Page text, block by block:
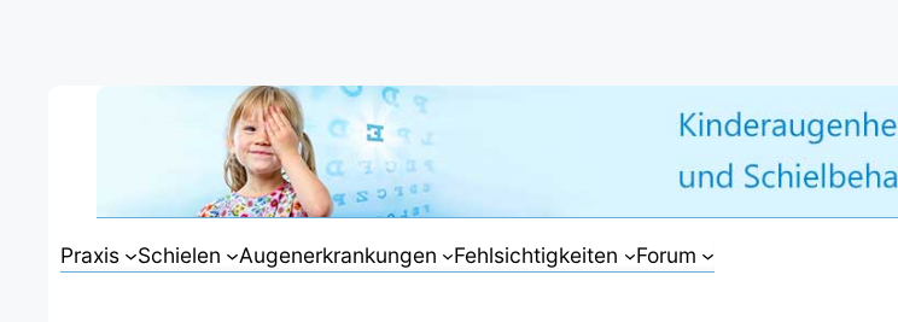
Praxis Schielen Augenerkrankungen Fehlsichtigkeiten Forum